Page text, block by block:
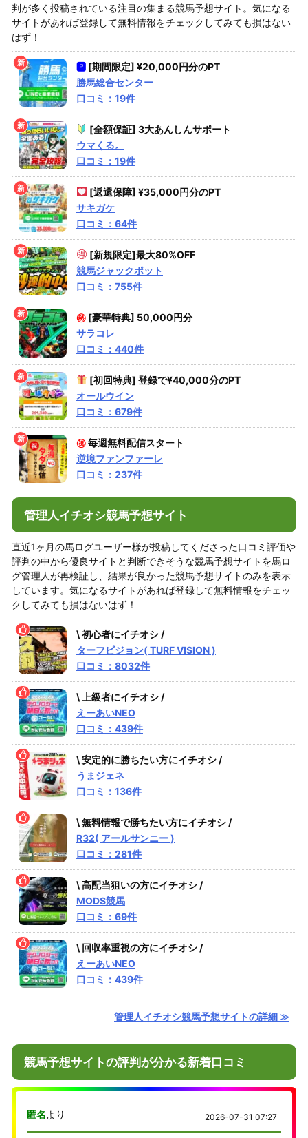
判が多く投稿されている注目の集まる競馬予想サイト。気になる
サイトがあれば登録して無料情報をチェックしてみても損はない
はず！
🅿 [期間限定] ¥20,000円分のPT
勝馬総合センター
口コミ：19件
[全額保証] 3大あんしんサポート
ウマくる。
口コミ：19件
[返還保障] ¥35,000円分のPT
サキガケ
口コミ：64件
[新規限定]最大80%OFF
競馬ジャックポット
口コミ：755件
㊙ [豪華特典] 50,000円分
サラコレ
口コミ：440件
[初回特典] 登録で¥40,000分のPT
オールウイン
口コミ：679件
㊗毎週無料配信スタート
逆境ファンファーレ
口コミ：237件
管理人イチオシ競馬予想サイト
直近1ヶ月の馬ログユーザー様が投稿してくださった口コミ評価や
評判の中から優良サイトと判断できそうな競馬予想サイトを馬ロ
グ管理人が再検証し、結果が良かった競馬予想サイトのみを表示
しています。気になるサイトがあれば登録して無料情報をチェッ
クしてみても損はないはず！
\ 初心者にイチオシ /
ターフビジョン( TURF VISION )
口コミ：8032件
\ 上級者にイチオシ /
えーあいNEO
口コミ：439件
\ 安定的に勝ちたい方にイチオシ /
うまジェネ
口コミ：136件
\ 無料情報で勝ちたい方にイチオシ /
R32( アールサンニー )
口コミ：281件
\ 高配当狙いの方にイチオシ /
MODS競馬
口コミ：69件
\ 回収率重視の方にイチオシ /
えーあいNEO
口コミ：439件
管理人イチオシ競馬予想サイトの詳細 ≫
競馬予想サイトの評判が分かる新着口コミ
匿名より 2026-07-31 07:27